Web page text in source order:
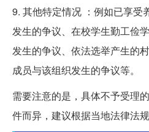
9. 其他特定情况 ：例如已享受
发生的争议、在校学生勤工俭
发生的争议、依法选举产生的
成员与该组织发生的争议等。
需要注意的是，具体不予受理
件而异，建议根据当地法律法